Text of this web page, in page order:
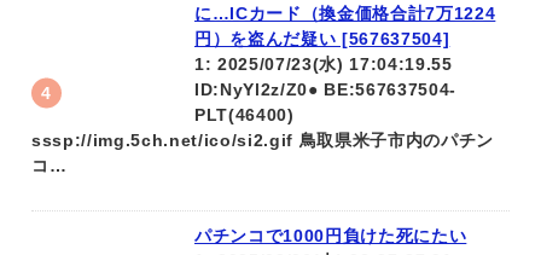
に…ICカード（換金価格合計7万1224
円）を盗んだ疑い [567637504]
1: 2025/07/23(水) 17:04:19.55
ID:NyYl2z/Z0● BE:567637504-
PLT(46400)
sssp://img.5ch.net/ico/si2.gif 鳥取県米子市内のパチン
コ…
パチンコで1000円負けた死にたい